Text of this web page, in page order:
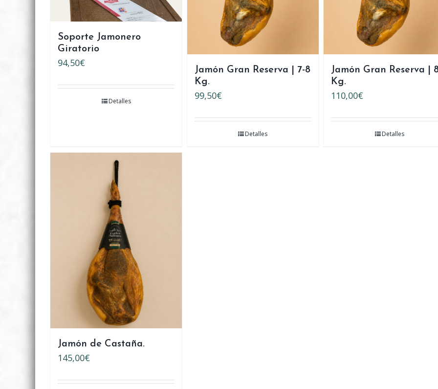
Soporte Jamonero
Giratorio
94,50€
Detalles
Jamón Gran Reserva | 7-8
Kg.
99,50€
Detalles
Jamón Gran Reserva |
Kg.
110,00€
Detalles
Jamón de Castaña.
145,00€